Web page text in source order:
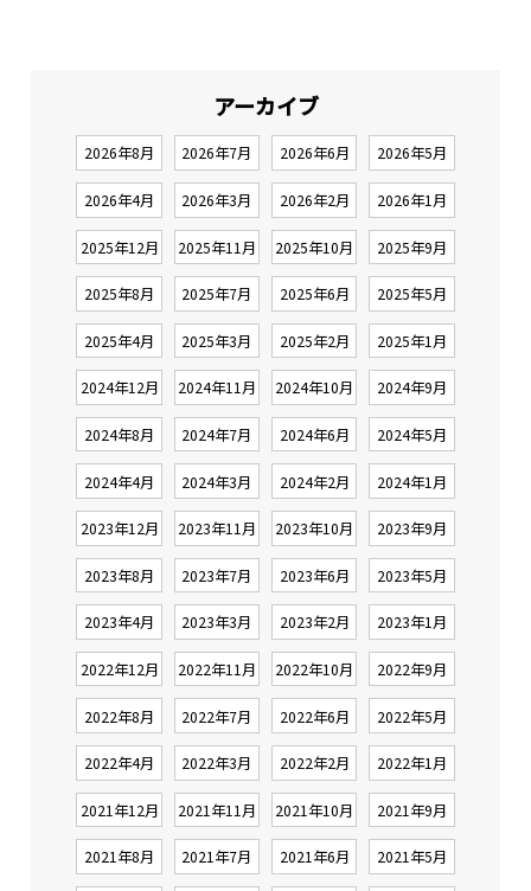
アーカイブ
2026年8月 2026年7月 2026年6月 2026年5月
2026年4月 2026年3月 2026年2月 2026年1月
2025年12月 2025年11月 2025年10月 2025年9月
2025年8月 2025年7月 2025年6月 2025年5月
2025年4月 2025年3月 2025年2月 2025年1月
2024年12月 2024年11月 2024年10月 2024年9月
2024年8月 2024年7月 2024年6月 2024年5月
2024年4月 2024年3月 2024年2月 2024年1月
2023年12月 2023年11月 2023年10月 2023年9月
2023年8月 2023年7月 2023年6月 2023年5月
2023年4月 2023年3月 2023年2月 2023年1月
2022年12月 2022年11月 2022年10月 2022年9月
2022年8月 2022年7月 2022年6月 2022年5月
2022年4月 2022年3月 2022年2月 2022年1月
2021年12月 2021年11月 2021年10月 2021年9月
2021年8月 2021年7月 2021年6月 2021年5月